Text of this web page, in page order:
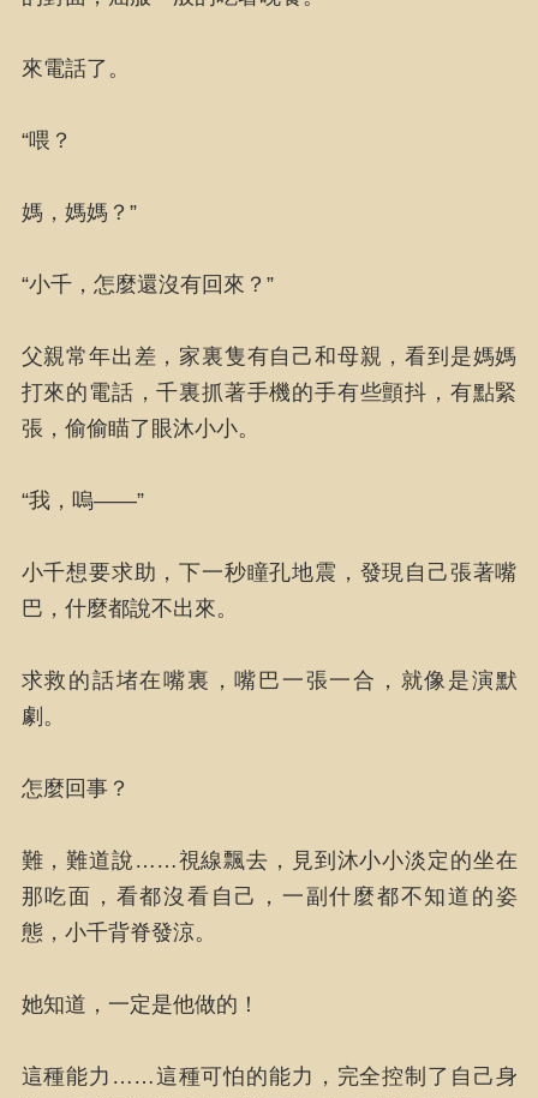
來電話了。
“喂？
媽，媽媽？”
“小千，怎麼還沒有回來？”
父親常年出差，家裏隻有自己和母親，看到是媽媽
打來的電話，千裏抓著手機的手有些顫抖，有點緊
張，偷偷瞄了眼沐小小。
“我，嗚——”
小千想要求助，下一秒瞳孔地震，發現自己張著嘴
巴，什麼都說不出來。
求救的話堵在嘴裏，嘴巴一張一合，就像是演默
劇。
怎麼回事？
難，難道說……視線飄去，見到沐小小淡定的坐在
那吃面，看都沒看自己，一副什麼都不知道的姿
態，小千背脊發涼。
她知道，一定是他做的！
這種能力……這種可怕的能力，完全控制了自己身